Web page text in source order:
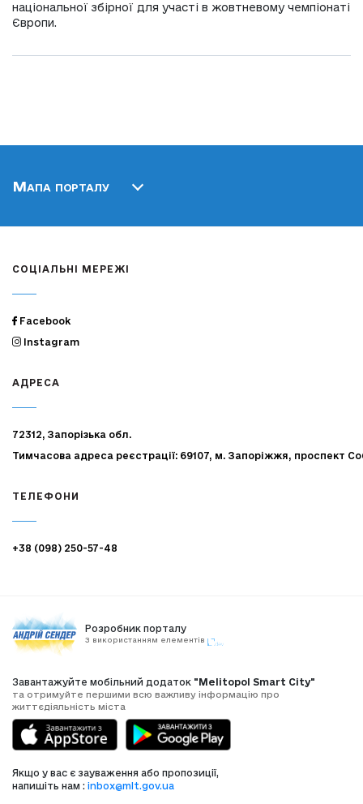
національної збірної для участі в жовтневому чемпіонаті
Європи.
Мапа порталу
СОЦІАЛЬНІ МЕРЕЖІ
Facebook
Instagram
АДРЕСА
72312, Запорізька обл.
Тимчасова адреса реєстрації: 69107, м. Запоріжжя, проспект
ТЕЛЕФОНИ
+38 (098) 250-57-48
Розробник порталу
З використанням елементів
Завантажуйте мобільний додаток "Melitopol Smart City"
та отримуйте першими всю важливу інформацію про
життєдіяльність міста
Якщо у вас є зауваження або пропозиції,
напишіть нам : inbox@mlt.gov.ua